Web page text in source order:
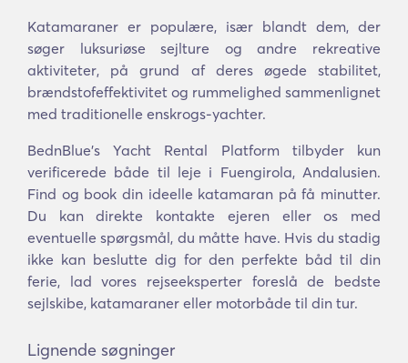
Katamaraner er populære, især blandt dem, der
søger luksuriøse sejlture og andre rekreative
aktiviteter, på grund af deres øgede stabilitet,
brændstofeffektivitet og rummelighed sammenlignet
med traditionelle enskrogs-yachter.
BednBlue's Yacht Rental Platform tilbyder kun
verificerede både til leje i Fuengirola, Andalusien.
Find og book din ideelle katamaran på få minutter.
Du kan direkte kontakte ejeren eller os med
eventuelle spørgsmål, du måtte have. Hvis du stadig
ikke kan beslutte dig for den perfekte båd til din
ferie, lad vores rejseeksperter foreslå de bedste
sejlskibe, katamaraner eller motorbåde til din tur.
Lignende søgninger